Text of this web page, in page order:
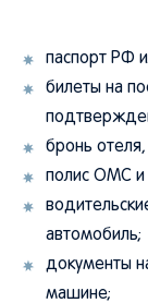
паспорт РФ
билеты на
бронь отеля,
полис ОМС и
автомобиль;
документы
машине;